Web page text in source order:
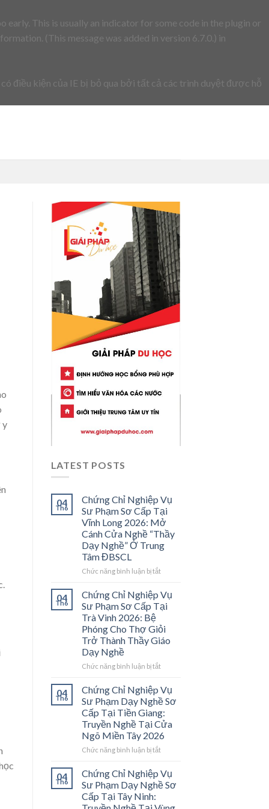
early. This is usually an indicator for some code in the plugin or
(This message was added in version 6.7.0.) in
điều kiện của IE bị bỏ qua bởi tất cả các trình duyệt được hỗ
y
LATEST POSTS
04
Th6
Chứng Chỉ Nghiệp Vụ
Sư Phạm Sơ Cấp Tại
Vĩnh Long 2026: Mở
Cánh Cửa Nghề “Thầy
Dạy Nghề” Ở Trung
Tâm ĐBSCL
Chức năng bình luận bị tắtở
Chỉ
Nghiệp
Vụ
Phạm
Sơ
2026:
Mở
Cánh
Cửa
Nghề
Dạy
Ở
Trung
ĐBSCL
04
Th6
Chứng Chỉ Nghiệp Vụ
Sư Phạm Sơ Cấp Tại
Trà Vinh 2026: Bệ
Phóng Cho Thợ Giỏi
Trở Thành Thầy Giáo
Dạy Nghề
Chức năng bình luận bị tắtở
Chỉ
Nghiệp
Vụ
Sư
Phạm
Sơ
Cấp
Vinh
2026:
04
Th6
Chứng Chỉ Nghiệp Vụ
Sư Phạm Dạy Nghề Sơ
Cấp Tại Tiền Giang:
Truyền Nghề Tại Cửa
Ngõ Miền Tây 2026
Chức năng bình luận bị tắtở
Chỉ
Nghiệp
Vụ
04
Th6
Chứng Chỉ Nghiệp Vụ
Sư Phạm Dạy Nghề Sơ
Cấp Tại Tây Ninh: